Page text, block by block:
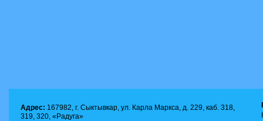
Адрес: 167982, г. Сыктывкар, ул. Карла Маркса, д. 229, каб. 318,
319, 320, «Радуга»